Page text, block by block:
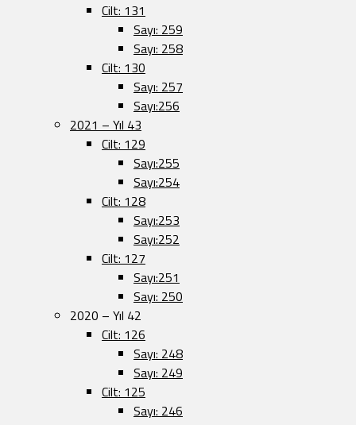
Cilt: 131
Sayı: 259
Sayı: 258
Cilt: 130
Sayı: 257
Sayı:256
2021 – Yıl 43
Cilt: 129
Sayı:255
Sayı:254
Cilt: 128
Sayı:253
Sayı:252
Cilt: 127
Sayı:251
Sayı: 250
2020 – Yıl 42
Cilt: 126
Sayı: 248
Sayı: 249
Cilt: 125
Sayı: 246